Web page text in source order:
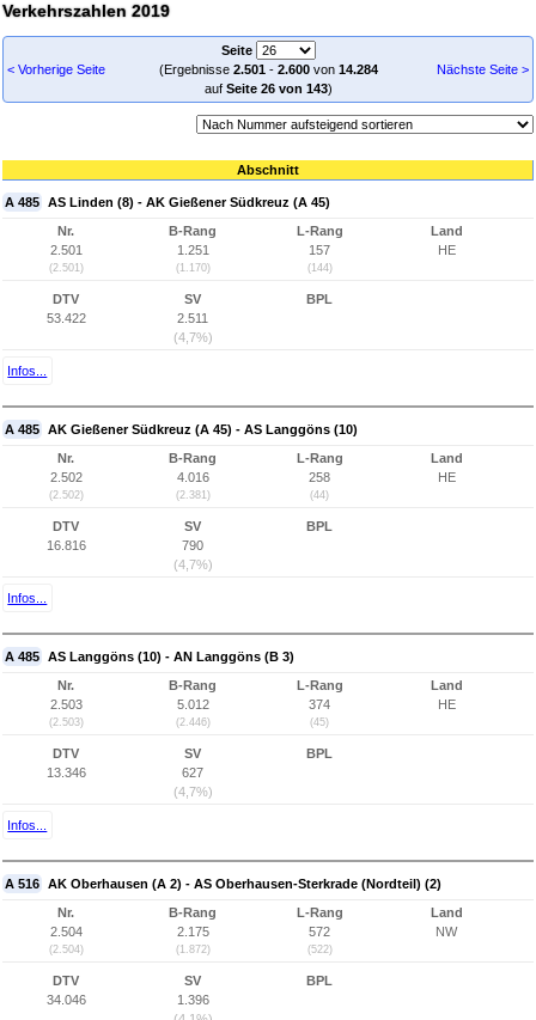
Verkehrszahlen 2019
< Vorherige Seite
Seite
(Ergebnisse 2.501- 2.600von 14.284
auf Seite 26 von 143)
Nächste Seite >
Abschnitt
A 485 AS Linden (8) - AK Gießener Südkreuz (A 45)
Nr.
2.501
(2.501)
B-Rang
1.251
(1.170)
L-Rang
157
(144)
Land
HE
DTV
53.422
SV
2.511
(4,7%)
BPL
Infos...
A 485 AK Gießener Südkreuz (A 45) - AS Langgöns (10)
Nr.
2.502
(2.502)
B-Rang
4.016
(2.381)
L-Rang
258
(44)
Land
HE
DTV
16.816
SV
790
(4,7%)
BPL
Infos...
A 485 AS Langgöns (10) - AN Langgöns (B 3)
Nr.
2.503
(2.503)
B-Rang
5.012
(2.446)
L-Rang
374
(45)
Land
HE
DTV
13.346
SV
627
(4,7%)
BPL
Infos...
A 516 AK Oberhausen (A 2) - AS Oberhausen-Sterkrade (Nordteil) (2)
Nr.
2.504
(2.504)
B-Rang
2.175
(1.872)
L-Rang
572
(522)
Land
NW
DTV
34.046
SV
1.396
BPL